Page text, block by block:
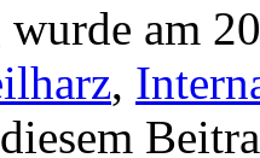
wurde am
,